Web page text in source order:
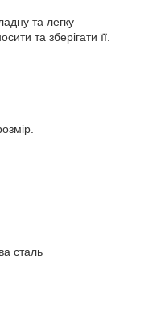
та легку
та зберігати її.
сталь